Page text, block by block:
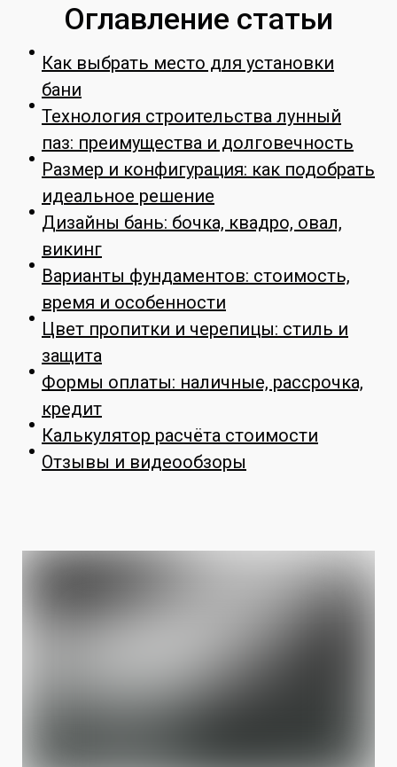
Оглавление статьи
Как выбрать место для установки
бани
Технология строительства лунный
паз: преимущества и долговечность
Размер и конфигурация: как подобрать
идеальное решение
Дизайны бань: бочка, квадро, овал,
викинг
Варианты фундаментов: стоимость,
время и особенности
Цвет пропитки и черепицы: стиль и
защита
Формы оплаты: наличные, рассрочка,
кредит
Калькулятор расчёта стоимости
Отзывы и видеообзоры